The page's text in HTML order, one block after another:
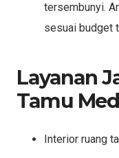
tersembunyi.
sesuai budget
Layanan
Tamu
Interior ruang